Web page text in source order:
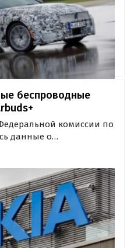
беспроводные
комиссии по
данные о
новинка должна быть
следующих